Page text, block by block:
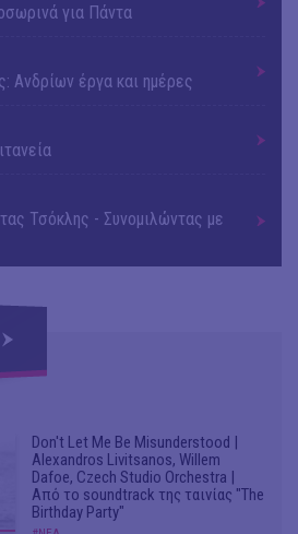
για Πάντα
Ανδρίων έργα και ημέρες
Τσόκλης - Συνομιλώντας με
Don't Let Me Be Misunderstood |
Alexandros Livitsanos, Willem
Dafoe, Czech Studio Orchestra |
Από το soundtrack της ταινίας "The
Birthday Party"